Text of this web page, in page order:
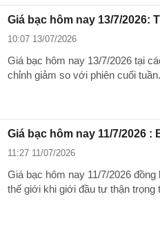
Giá bạc hôm nay 13/7/2026:
10:07 13/07/2026
Giá bạc hôm nay 13/7/2026 tại
chỉnh giảm so với phiên cuối tuần.
Giá bạc hôm nay 11/7/2026 :
11:27 11/07/2026
Giá bạc hôm nay 11/7/2026
thế giới khi giới đầu tư thận